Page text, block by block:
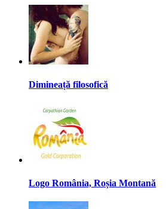
Dimineață filosofică
Logo România, Roșia Montană